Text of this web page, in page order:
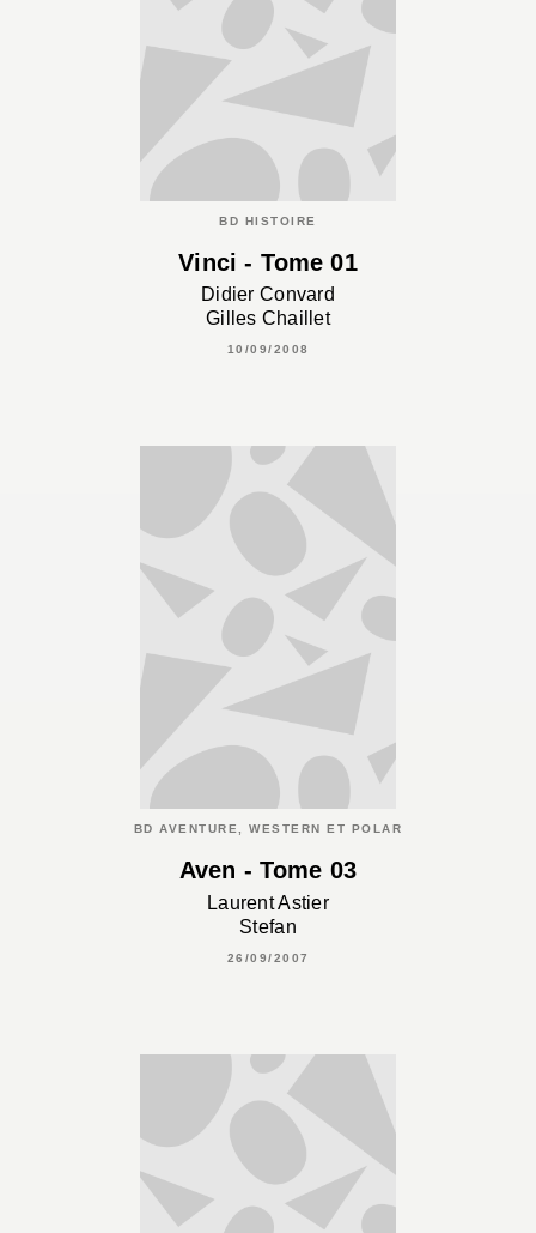
BD HISTOIRE
Vinci - Tome 01
Didier Convard
Gilles Chaillet
10/09/2008
BD AVENTURE, WESTERN ET POLAR
Aven - Tome 03
Laurent Astier
Stefan
26/09/2007